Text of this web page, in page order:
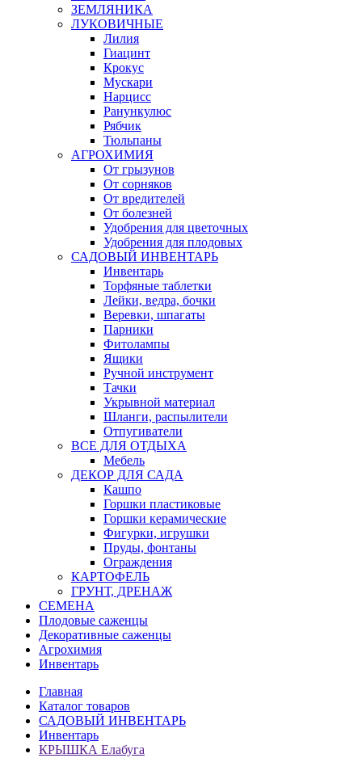
ЗЕМЛЯНИКА
ЛУКОВИЧНЫЕ
Лилия
Гиацинт
Крокус
Мускари
Нарцисс
Ранункулюс
Рябчик
Тюльпаны
АГРОХИМИЯ
От грызунов
От сорняков
От вредителей
От болезней
Удобрения для цветочных
Удобрения для плодовых
САДОВЫЙ ИНВЕНТАРЬ
Инвентарь
Торфяные таблетки
Лейки, ведра, бочки
Веревки, шпагаты
Парники
Фитолампы
Ящики
Ручной инструмент
Тачки
Укрывной материал
Шланги, распылители
Отпугиватели
ВСЕ ДЛЯ ОТДЫХА
Мебель
ДЕКОР ДЛЯ САДА
Кашпо
Горшки пластиковые
Горшки керамические
Фигурки, игрушки
Пруды, фонтаны
Ограждения
КАРТОФЕЛЬ
ГРУНТ, ДРЕНАЖ
СЕМЕНА
Плодовые саженцы
Декоративные саженцы
Агрохимия
Инвентарь
Главная
Каталог товаров
САДОВЫЙ ИНВЕНТАРЬ
Инвентарь
КРЫШКА Елабуга